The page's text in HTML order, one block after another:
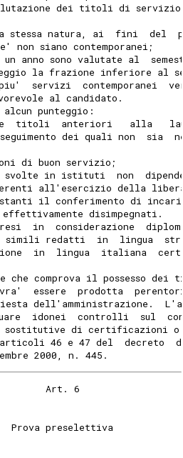
dei titoli di
stessa natura, ai  fini  del
non siano contemporanei;
anno sono valutate al
la frazione inferiore al
servizi  contemporanei
al candidato.
punteggio:
titoli  anteriori   alla
dei quali non  sia
di buon servizio;
in istituti  non
all'esercizio della
il conferimento di
disimpegnati.
in  considerazione
redatti  in  lingua
in  lingua  italiana
che comprova il possesso dei
essere  prodotta
dell'amministrazione.
idonei  controlli  sul
sostitutive di certificazioni
46 e 47 del  decreto
2000, n. 445.
Art. 6
Prova preselettiva